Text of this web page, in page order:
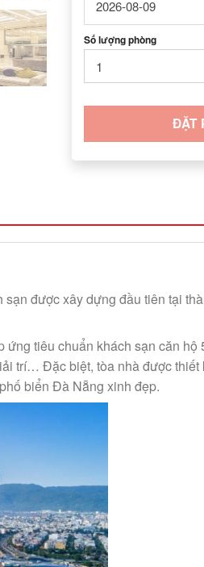
Số lượng phòng
ĐẶT
được xây dựng đầu tiên tại
tiêu chuẩn khách sạn căn
trí… Đặc biệt, tòa nhà được
biển Đà Nẵng xinh đẹp.